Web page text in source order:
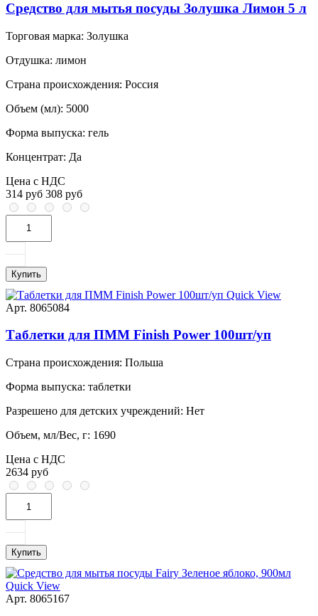
Средство для мытья посуды Золушка Лимон 5 л
Торговая марка: Золушка
Отдушка: лимон
Страна происхождения: Россия
Объем (мл): 5000
Форма выпуска: гель
Концентрат: Да
Цена с НДС
314 руб 308 руб
Купить
Quick View
Арт. 8065084
Таблетки для ПММ Finish Power 100шт/уп
Страна происхождения: Польша
Форма выпуска: таблетки
Разрешено для детских учреждений: Нет
Объем, мл/Вес, г: 1690
Цена с НДС
2634 руб
Купить
Quick View
Арт. 8065167